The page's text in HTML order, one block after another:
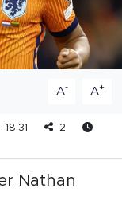
A- A+
2
Nathan